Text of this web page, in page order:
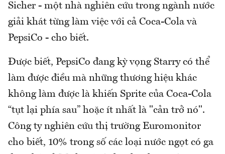
Sicher - một nhà nghiên cứu trong ngành nước
giải khát từng làm việc với cả Coca-Cola và
PepsiCo - cho biết.
Được biết, PepsiCo đang kỳ vọng Starry có thể
làm được điều mà những thương hiệu khác
không làm được là khiến Sprite của Coca-Cola
“tụt lại phía sau” hoặc ít nhất là "cản trở nó".
Công ty nghiên cứu thị trường Euromonitor
cho biết, 10% trong số các loại nước ngọt có ga